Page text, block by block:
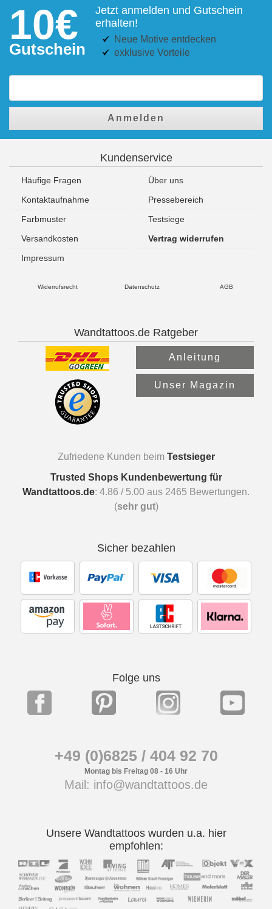
10€
Gutschein
Jetzt anmelden und Gutschein
erhalten!
Neue Motive entdecken
exklusive Vorteile
Anmelden
Kundenservice
Häufige Fragen
Über uns
Kontaktaufnahme
Pressebereich
Farbmuster
Testsiege
Versandkosten
Vertrag widerrufen
Impressum
Widerrufsrecht Datenschutz AGB
Wandtattoos.de Ratgeber
Anleitung
Unser Magazin
Zufriedene Kunden beim Testsieger
Trusted Shops Kundenbewertung für
Wandtattoos.de: 4.86 / 5.00 aus 2465 Bewertungen.
(sehr gut)
Sicher bezahlen
Folge uns
+49 (0)6825 / 404 92 70
Montag bis Freitag 08 - 16 Uhr
Mail: info@wandtattoos.de
Unsere Wandtattoos wurden u.a. hier
empfohlen: